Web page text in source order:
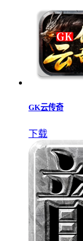
GK云传奇
下载